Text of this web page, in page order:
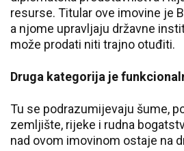
resurse. Titular ove imovine je
a njome upravljaju državne
može prodati niti trajno otuđiti.
Druga kategorija je
Tu se podrazumijevaju šume,
zemljište, rijeke i rudna
nad ovom imovinom ostaje na